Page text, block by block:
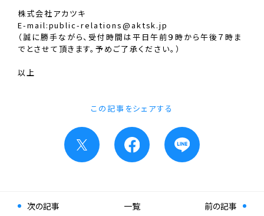
株式会社アカツキ
E-mail:public-relations@aktsk.jp
（誠に勝手ながら、受付時間は平日午前９時から午後７時ま
でとさせて頂きます。予めご了承ください。）
以上
この記事をシェアする
次の記事 前の記事
一覧